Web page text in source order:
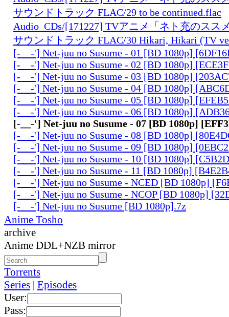
サウンドトラック FLAC/29 to be continued.flac
Audio_CDs/[171227] TVアニメ「ネト充のスス
サウンドトラック FLAC/30 Hikari, Hikari (TV
[-__-'] Net-juu no Susume - 01 [BD 1080p]
[-__-'] Net-juu no Susume - 02 [BD 1080p]
[-__-'] Net-juu no Susume - 03 [BD 1080p]
[-__-'] Net-juu no Susume - 04 [BD 1080p]
[-__-'] Net-juu no Susume - 05 [BD 1080p]
[-__-'] Net-juu no Susume - 06 [BD 1080p]
[-__-'] Net-juu no Susume - 07 [BD 1080p]
[-__-'] Net-juu no Susume - 08 [BD 1080p]
[-__-'] Net-juu no Susume - 09 [BD 1080p]
[-__-'] Net-juu no Susume - 10 [BD 1080p]
[-__-'] Net-juu no Susume - 11 [BD 1080p]
[-__-'] Net-juu no Susume - NCED [BD 1080p]
[-__-'] Net-juu no Susume - NCOP [BD 1080p]
[-__-'] Net-juu no Susume [BD 1080p].7z
Anime Tosho
archive
Anime DDL+NZB mirror
Torrents
Series | Episodes
User:
Pass: